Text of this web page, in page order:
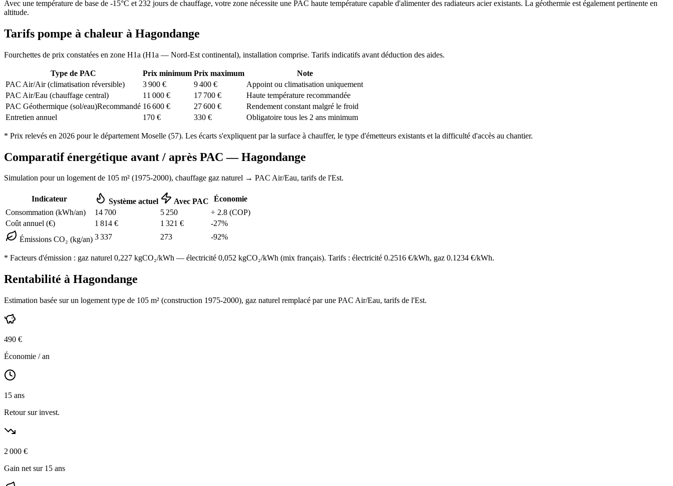
Avec une température de base de -15°C et 232 jours de chauffage, votre zone nécessite une PAC haute température capable d'alimenter des radiateurs acier existants. La géothermie est également pertinente en
altitude.
Tarifs pompe à chaleur à Hagondange
Fourchettes de prix constatées en zone H1a (H1a — Nord-Est continental), installation comprise. Tarifs indicatifs avant déduction des aides.
Type de PAC Prix minimum Prix maximum
Note
PAC Air/Air (climatisation réversible)
3 900 € 9 400 €
Appoint ou climatisation uniquement
PAC Air/Eau (chauffage central)
11 000 € 17 700 €
Haute température recommandée
PAC Géothermique (sol/eau)Recommandé 16 600 € 27 600 €
Rendement constant malgré le froid
Entretien annuel
170 € 330 € Obligatoire tous les 2 ans minimum
* Prix relevés en 2026 pour le département Moselle (57). Les écarts s'expliquent par la surface à chauffer, le type d'émetteurs existants et la difficulté d'accès au chantier.
Comparatif énergétique avant / après PAC —Hagondange
Simulation pour un logement de 105 m² (1975-2000), chauffage gaz naturel → PAC Air/Eau, tarifs de l'Est.
Indicateur Système actuel Avec PAC
Économie
Consommation (kWh/an)
14 700 5 250 ÷ 2.8 (COP)
Coût annuel (€)
1 814 € 1 321 € -27%
Émissions CO₂ (kg/an) 3 337 273 -92%
* Facteurs d'émission : gaz naturel 0,227 kgCO₂/kWh — électricité 0,052 kgCO₂/kWh (mix français). Tarifs : électricité 0.2516 €/kWh, gaz 0.1234 €/kWh.
Rentabilité à Hagondange
Estimation basée sur un logement type de 105 m² (construction 1975-2000), gaz naturel remplacé par une PAC Air/Eau, tarifs de l'Est.
490 €
Économie / an
15 ans
Retour sur invest.
2 000 €
Gain net sur 15 ans